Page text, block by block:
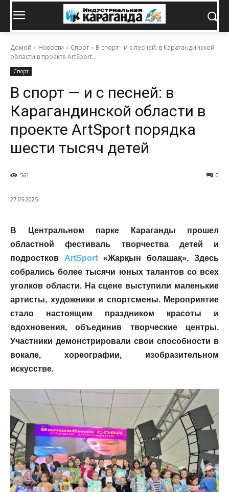
Домой Новости Спорт
В спорт - и с песней: в Карагандинской
области в проекте ArtSport...
Спорт
В спорт — и с песней: в
Карагандинской области в
проекте ArtSport порядка
шести тысяч детей
0
561
27.05.2025
В Центральном парке Караганды прошел
областной фестиваль творчества детей и
подростков ArtSport «Жарқын болашақ». Здесь
собрались более тысячи юных талантов со всех
уголков области. На сцене выступили маленькие
артисты, художники и спортсмены. Мероприятие
стало настоящим праздником красоты и
вдохновения, объединив творческие центры.
Участники демонстрировали свои способности в
вокале, хореографии, изобразительном
искусстве.